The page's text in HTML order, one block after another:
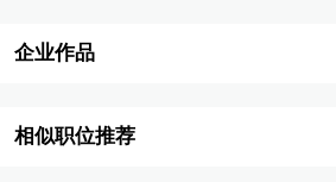
企业作品
相似职位推荐